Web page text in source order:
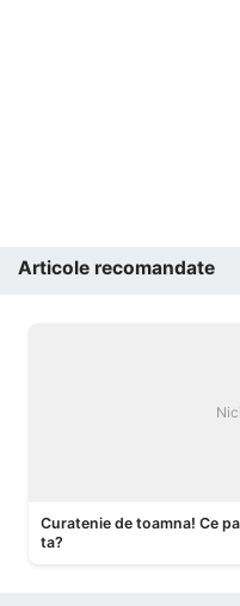
Articole recomandate
Curatenie de toamna! Ce
ta?